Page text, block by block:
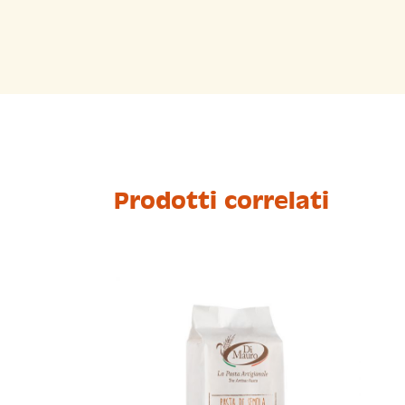
Prodotti correlati